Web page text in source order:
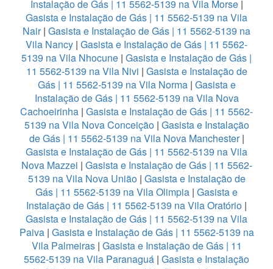
Instalação de Gás | 11 5562-5139 na Vila Morse|
Gasista e Instalação de Gás | 11 5562-5139 na Vila
Nair| Gasista e Instalação de Gás | 11 5562-5139 na
Vila Nancy | Gasista e Instalação de Gás | 11 5562-
5139 na Vila Nhocune | Gasista e Instalação de Gás |
11 5562-5139 na Vila Nivi | Gasista e Instalação de
Gás | 11 5562-5139 na Vila Norma| Gasista e
Instalação de Gás | 11 5562-5139 na Vila Nova
Cachoeirinha | Gasista e Instalação de Gás | 11 5562-
5139 na Vila Nova Conceição| Gasista e Instalação
de Gás | 11 5562-5139 na Vila Nova Manchester|
Gasista e Instalação de Gás | 11 5562-5139 na Vila
Nova Mazzei | Gasista e Instalação de Gás | 11 5562-
5139 na Vila Nova União| Gasista e Instalação de
Gás | 11 5562-5139 na Vila Olimpia | Gasista e
Instalação de Gás | 11 5562-5139 na Vila Oratório |
Gasista e Instalação de Gás | 11 5562-5139 na Vila
Paiva| Gasista e Instalação de Gás | 11 5562-5139 na
Vila Palmeiras| Gasista e Instalação de Gás | 11
5562-5139 na Vila Paranaguá | Gasista e Instalação